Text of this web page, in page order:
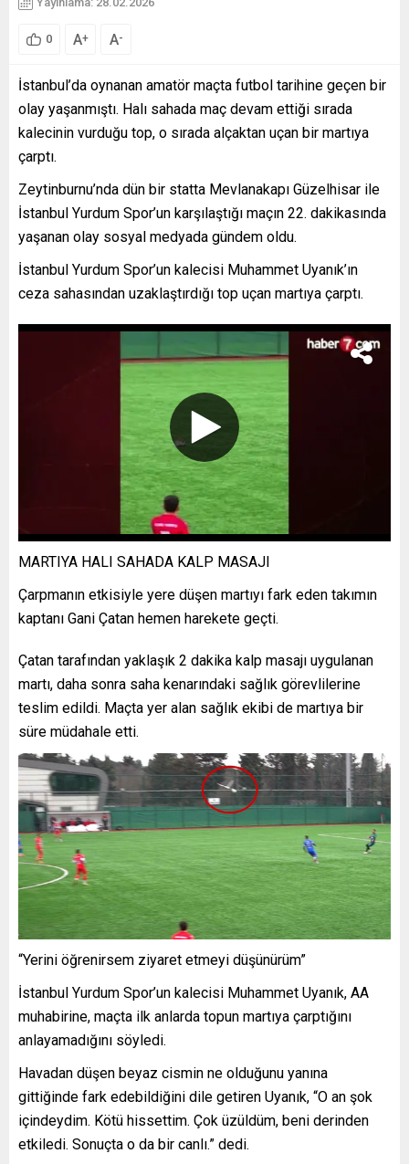
0 A+ A-
İstanbul’da oynanan amatör maçta futbol tarihine geçen bir
olay yaşanmıştı. Halı sahada maç devam ettiği sırada
kalecinin vurduğu top, o sırada alçaktan uçan bir martıya
çarptı.
Zeytinburnu’nda dün bir statta Mevlanakapı Güzelhisar ile
İstanbul Yurdum Spor’un karşılaştığı maçın 22. dakikasında
yaşanan olay sosyal medyada gündem oldu.
İstanbul Yurdum Spor’un kalecisi Muhammet Uyanık’ın
ceza sahasından uzaklaştırdığı top uçan martıya çarptı.
MARTIYA HALI SAHADA KALP MASAJI
Çarpmanın etkisiyle yere düşen martıyı fark eden takımın
kaptanı Gani Çatan hemen harekete geçti.
Çatan tarafından yaklaşık 2 dakika kalp masajı uygulanan
martı, daha sonra saha kenarındaki sağlık görevlilerine
teslim edildi. Maçta yer alan sağlık ekibi de martıya bir
süre müdahale etti.
“Yerini öğrenirsem ziyaret etmeyi düşünürüm”
İstanbul Yurdum Spor’un kalecisi Muhammet Uyanık, AA
muhabirine, maçta ilk anlarda topun martıya çarptığını
anlayamadığını söyledi.
Havadan düşen beyaz cismin ne olduğunu yanına
gittiğinde fark edebildiğini dile getiren Uyanık, “O an şok
içindeydim. Kötü hissettim. Çok üzüldüm, beni derinden
etkiledi. Sonuçta o da bir canlı.” dedi.